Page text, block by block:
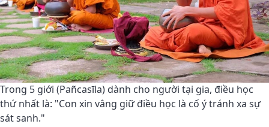
Trong 5 giới (Pañcasīla) dành cho người tại gia, điều học
thứ nhất là: "Con xin vâng giữ điều học là cố ý tránh xa sự
sát sanh."